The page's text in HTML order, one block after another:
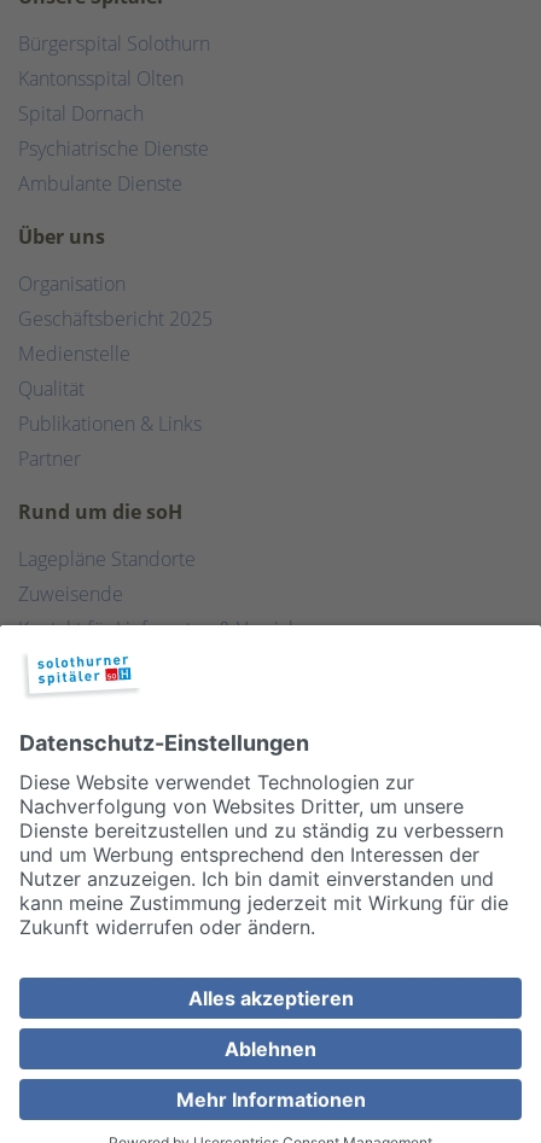
Bürgerspital Solothurn
Kantonsspital Olten
Spital Dornach
Psychiatrische Dienste
Ambulante Dienste
Über uns
Organisation
Geschäftsbericht 2025
Medienstelle
Qualität
Publikationen & Links
Partner
Rund um die soH
Lagepläne Standorte
Zuweisende
Kontakt für Lieferanten & Versicherungen
Zentralwäscherei
HEBSORG
Spital Club
Disclaimer/Datenschutz
Allgemeine Geschäftsbedingungen
Cookie Einstellungen
MEDIZINISCH TOP. MENSCHLICH NAH.